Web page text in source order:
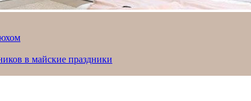
в майские праздники